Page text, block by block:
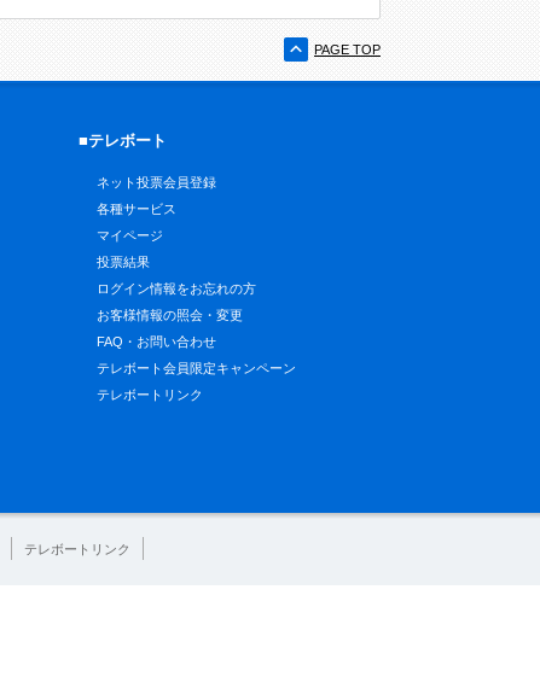
PAGE TOP
■テレボート
ネット投票会員登録
各種サービス
マイページ
投票結果
ログイン情報をお忘れの方
お客様情報の照会・変更
FAQ・お問い合わせ
テレボート会員限定キャンペーン
テレボートリンク
テレボートリンク